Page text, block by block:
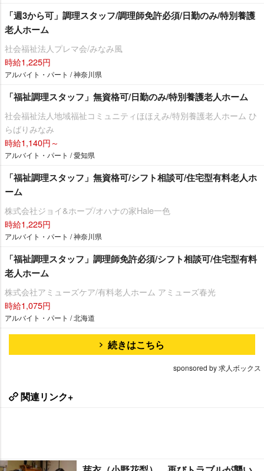
「週3から可」調理スタッフ/調理師免許必須/日勤のみ/特別養護
老人ホーム
社会福祉法人プレマ会/みなみ風
時給1,225円
アルバイト・パート / 神奈川県
「福祉調理スタッフ」無資格可/日勤のみ/特別養護老人ホーム
社会福祉法人地域福祉コミュニティほほえみ/特別養護老人ホーム ひ
らばりみなみ
時給1,140円～
アルバイト・パート / 愛知県
「福祉調理スタッフ」無資格可/シフト相談可/住宅型有料老人ホ
ーム
株式会社ジョイ&ホープ/オハナの家Hale一色
時給1,225円
アルバイト・パート / 神奈川県
「福祉調理スタッフ」調理師免許必須/シフト相談可/住宅型有料
老人ホーム
株式会社アミューズケア/有料老人ホーム アミューズ春光
時給1,075円
アルバイト・パート / 北海道
続きはこちら
sponsored by 求人ボックス
関連リンク+